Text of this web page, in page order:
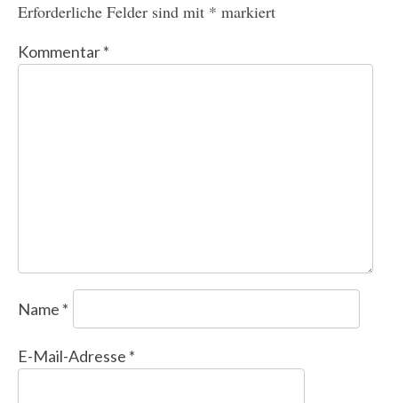
Erforderliche Felder sind mit * markiert
Kommentar*
Name *
E-Mail-Adresse *